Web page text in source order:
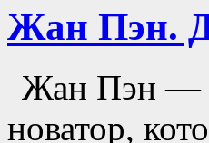
Жан Пэн.
Жан Пэн —
новатор,